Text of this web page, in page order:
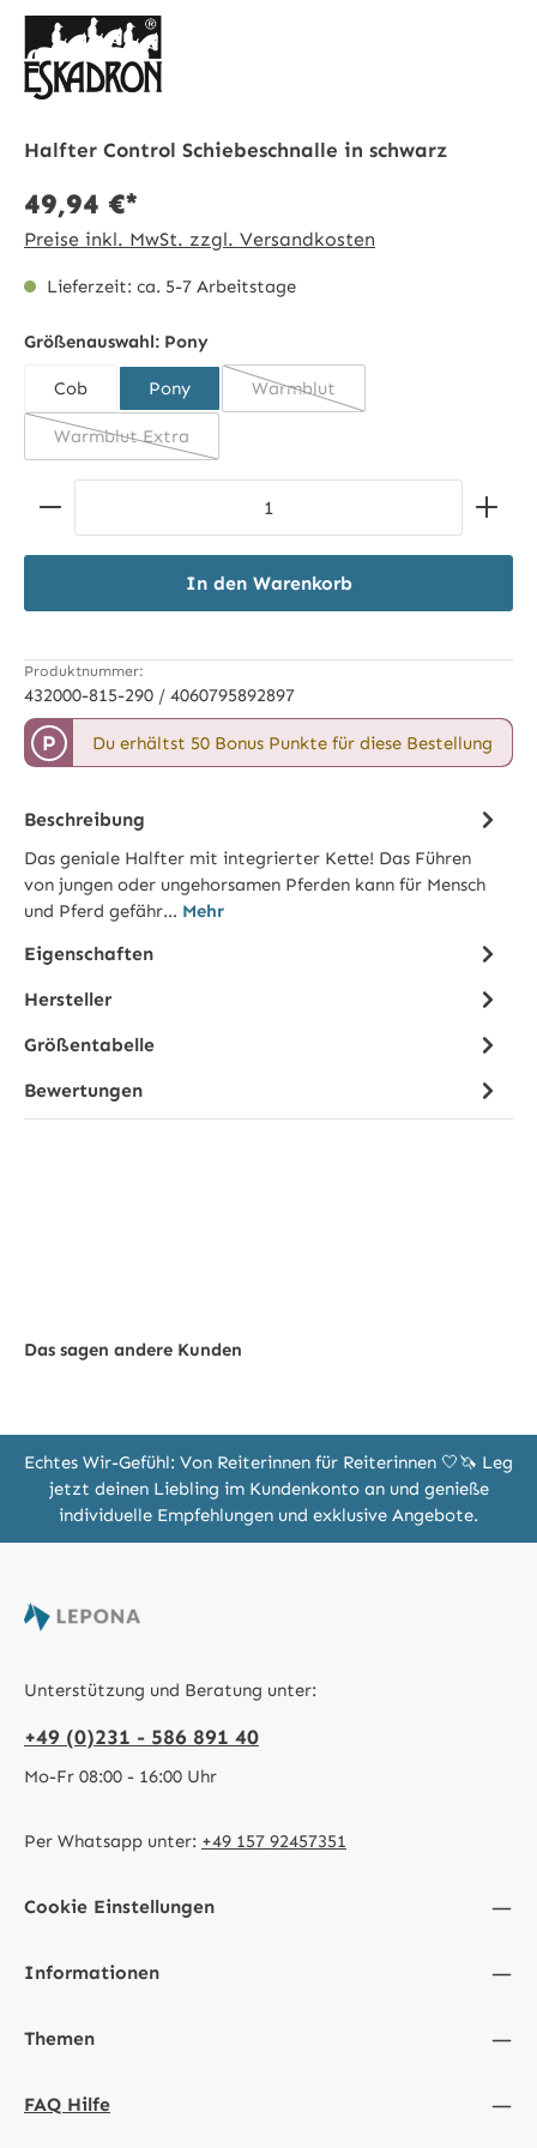
Halfter Control Schiebeschnalle in schwarz
49,94 €*
Preise inkl. MwSt. zzgl. Versandkosten
Lieferzeit: ca. 5-7 Arbeitstage
Größenauswahl: Pony
Cob Pony Warmblut
(Diese Option ist zurzeit nicht
Warmblut Extra
(Diese Option ist zurzeit nicht verfügbar.)
Produkt Anzahl: Gib den gewünschten Wert ein
In den Warenkorb
Produktnummer:
432000-815-290 / 4060795892897
P Du erhältst 50 Bonus Punkte für diese Bestellung
Beschreibung
Das geniale Halfter mit integrierter Kette! Das Führen
von jungen oder ungehorsamen Pferden kann für Mensch
und Pferd gefähr… Mehr
Eigenschaften
Hersteller
Größentabelle
Bewertungen
Das sagen andere Kunden
Echtes Wir-Gefühl: Von Reiterinnen für Reiterinnen 🤍🦄 Leg
jetzt deinen Liebling im Kundenkonto an und genieße
individuelle Empfehlungen und exklusive Angebote.
Unterstützung und Beratung unter:
+49 (0)231 - 586 891 40
Mo-Fr 08:00 - 16:00 Uhr
Per Whatsapp unter: +49 157 92457351
Cookie Einstellungen
Informationen
Themen
FAQ Hilfe